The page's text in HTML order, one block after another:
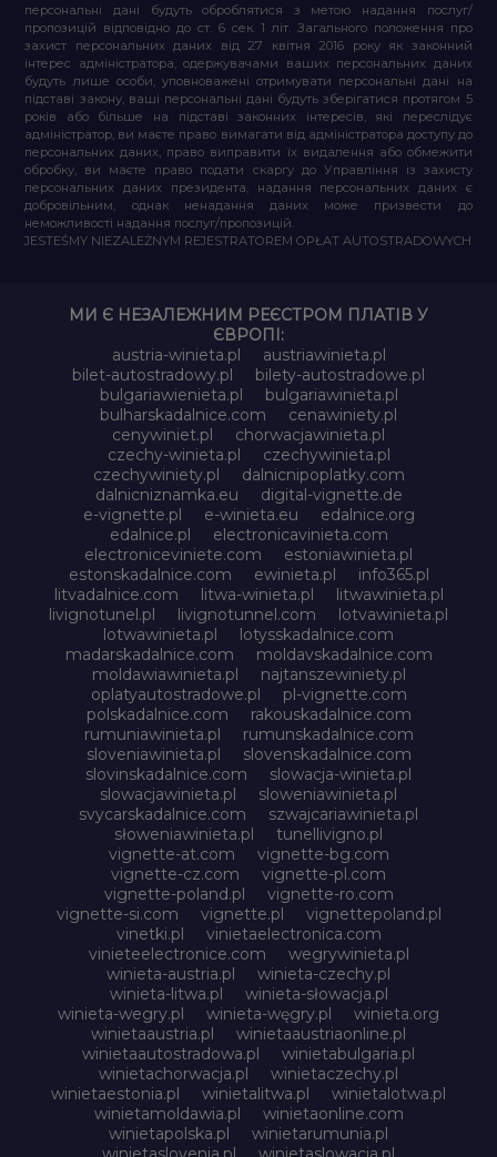
персональні дані будуть оброблятися з метою надання послуг/
пропозицій відповідно до ст. 6 сек. 1 літ. Загального положення про
захист персональних даних від 27 квітня 2016 року як законний
інтерес адміністратора, одержувачами ваших персональних даних
будуть лише особи, уповноважені отримувати персональні дані на
підставі закону, ваші персональні дані будуть зберігатися протягом 5
років або більше на підставі законних інтересів, які переслідує
адміністратор, ви маєте право вимагати від адміністратора доступу до
персональних даних, право виправити їх видалення або обмежити
обробку, ви маєте право подати скаргу до Управління із захисту
персональних даних президента, надання персональних даних є
добровільним, однак ненадання даних може призвести до
неможливості надання послуг/пропозицій.
JESTEŚMY NIEZALEŻNYM REJESTRATOREM OPŁAT AUTOSTRADOWYCH
МИ Є НЕЗАЛЕЖНИМ РЕЄСТРОМ ПЛАТІВ У
ЄВРОПІ:
austria-winieta.pl
austriawinieta.pl
bilet-autostradowy.pl
bilety-autostradowe.pl
bulgariawienieta.pl
bulgariawinieta.pl
bulharskadalnice.com
cenawiniety.pl
cenywiniet.pl
chorwacjawinieta.pl
czechy-winieta.pl
czechywinieta.pl
czechywiniety.pl
dalnicnipoplatky.com
dalnicniznamka.eu
digital-vignette.de
e-vignette.pl
e-winieta.eu
edalnice.org
edalnice.pl
electronicavinieta.com
electroniceviniete.com
estoniawinieta.pl
estonskadalnice.com
ewinieta.pl
info365.pl
litvadalnice.com
litwa-winieta.pl
litwawinieta.pl
livignotunel.pl
livignotunnel.com
lotvawinieta.pl
lotwawinieta.pl
lotysskadalnice.com
madarskadalnice.com
moldavskadalnice.com
moldawiawinieta.pl
najtanszewiniety.pl
oplatyautostradowe.pl
pl-vignette.com
polskadalnice.com
rakouskadalnice.com
rumuniawinieta.pl
rumunskadalnice.com
sloveniawinieta.pl
slovenskadalnice.com
slovinskadalnice.com
slowacja-winieta.pl
slowacjawinieta.pl
sloweniawinieta.pl
svycarskadalnice.com
szwajcariawinieta.pl
słoweniawinieta.pl
tunellivigno.pl
vignette-at.com
vignette-bg.com
vignette-cz.com
vignette-pl.com
vignette-poland.pl
vignette-ro.com
vignette-si.com
vignette.pl
vignettepoland.pl
vinetki.pl
vinietaelectronica.com
vinieteelectronice.com
wegrywinieta.pl
winieta-austria.pl
winieta-czechy.pl
winieta-litwa.pl
winieta-słowacja.pl
winieta-wegry.pl
winieta-węgry.pl
winieta.org
winietaaustria.pl
winietaaustriaonline.pl
winietaautostradowa.pl
winietabulgaria.pl
winietachorwacja.pl
winietaczechy.pl
winietaestonia.pl
winietalitwa.pl
winietalotwa.pl
winietamoldawia.pl
winietaonline.com
winietapolska.pl
winietarumunia.pl